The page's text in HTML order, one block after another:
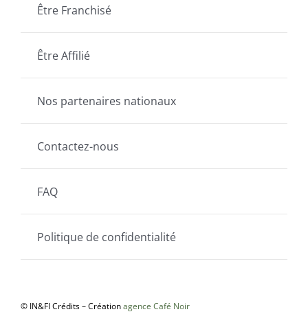
Être Franchisé
Être Affilié
Nos partenaires nationaux
Contactez-nous
FAQ
Politique de confidentialité
© IN&FI Crédits – Créationagence Café Noir